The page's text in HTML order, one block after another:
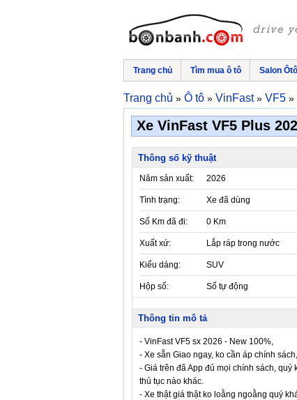
Trang chủ Tìm mua ô tô Salon Ôtô
Trang chủ » Ô tô » VinFast » VF5 »
Xe VinFast VF5 Plus
Thông số kỹ thuật
Năm sản xuất: 2026
Tình trạng: Xe đã dùng
Số Km đã đi: 0 Km
Xuất xứ: Lắp ráp trong nước
Kiểu dáng: SUV
Hộp số: Số tự động
Thông tin mô tả
- VinFast VF5 sx 2026 - New 100%,
- Xe sẵn Giao ngay, ko cần áp chính
- Giá trên đã App đủ mọi chính sách,
thủ tục nào khác.
- Xe thật giá thật ko loằng ngoằng quý